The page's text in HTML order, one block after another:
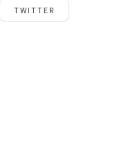
TWITTER